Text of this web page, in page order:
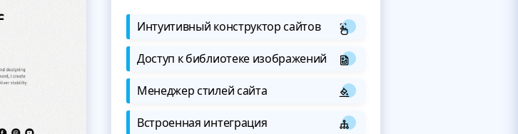
Интуитивный конструктор сайтов
Доступ к библиотеке изображений
Менеджер стилей сайта
Встроенная интеграция